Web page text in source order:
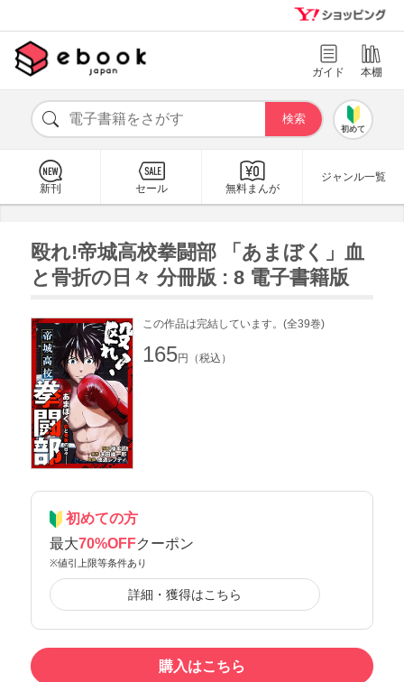
ガイド 本棚
初めて
新刊 セール 無料まんが
ジャンル一覧
殴れ!帝城高校拳闘部 「あまぼく」血
と骨折の日々 分冊版 : 8 電子書籍版
この作品は完結しています。(全39巻)
165円（税込）
初めての方
最大70%OFFクーポン
※値引上限等条件あり
詳細・獲得はこちら
購入はこちら